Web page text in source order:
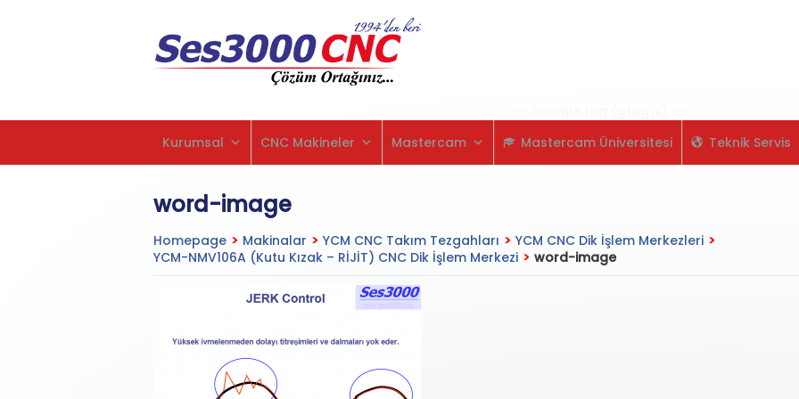
Kurumsal
CNC Makineler Mastercam Mastercam Üniversitesi Teknik Servis
word-image
Homepage > Makinalar > YCM CNC Takım Tezgahları > YCM CNC Dik İşlem Merkezleri >
YCM-NMV106A (Kutu Kızak – RİJİT) CNC Dik İşlem Merkezi > word-image